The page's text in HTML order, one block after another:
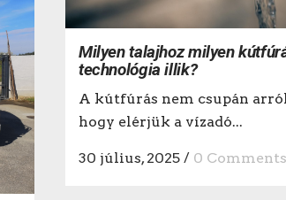
Milyen talajhoz milyen
technológia illik?
A kútfúrás nem csupán
hogy elérjük a vízadó...
30 július, 2025 / 0 Comments